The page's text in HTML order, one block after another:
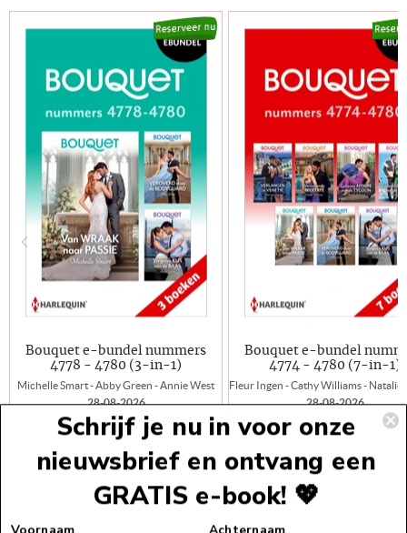
Bouquet e-bundel nummers
4778 - 4780 (3-in-1)
Michelle Smart - Abby Green - Annie West
28-08-2026
Boeknummer: 4778-4780
E-Book €13,99
Bouquet e-bundel
4774 - 4780 (7-in-1)
28-08-2026
Boeknummer: 4774-4780
E-Book
Schrijf je nu in voor onze
nieuwsbrief en ontvang een
GRATIS e-book! 💖